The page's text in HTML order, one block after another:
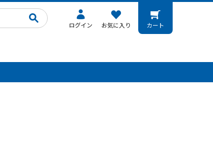
ログイン お気に入り カート